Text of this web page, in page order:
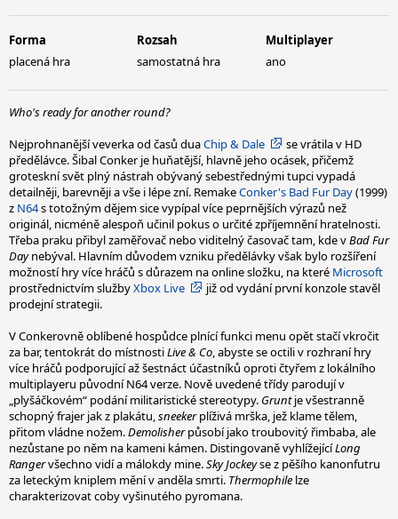
Forma
placená hra
Rozsah
samostatná hra
Multiplayer
ano
Who's ready for another round?
Nejprohnanější veverka od časů duaChip & Dale
se vrátila v HD
předělávce. Šibal Conker je huňatější, hlavně jeho ocásek, přičemž
groteskní svět plný nástrah obývaný sebestřednými tupci vypadá
detailněji, barevněji a vše i lépe zní. RemakeConker's Bad Fur Day(1999)
z N64s totožným dějem sice vypípal více peprnějších výrazů než
originál, nicméně alespoň učinil pokus o určité zpříjemnění hratelnosti.
Třeba praku přibyl zaměřovač nebo viditelný časovač tam, kde vBad Fur
Daynebýval. Hlavním důvodem vzniku předělávky však bylo rozšíření
možností hry více hráčů s důrazem na online složku, na které Microsoft
prostřednictvím službyXbox Live
již od vydání první konzole stavěl
prodejní strategii.
V Conkerovně oblíbené hospůdce plnící funkci menu opět stačí vkročit
za bar, tentokrát do místnostiLive & Co, abyste se octili v rozhraní hry
více hráčů podporující až šestnáct účastníků oproti čtyřem z lokálního
multiplayeru původní N64 verze. Nově uvedené třídy parodují v
„plyšáčkovém“ podání militaristické stereotypy. Gruntje všestranně
schopný frajer jak z plakátu,sneekerplíživá mrška, jež klame tělem,
přitom vládne nožem.Demolisherpůsobí jako troubovitý řimbaba, ale
nezůstane po něm na kameni kámen. Distingovaně vyhlížejícíLong
Rangervšechnovidí a málokdy mine.Sky Jockeyse z pěšího kanonfutru
za leteckým kniplem mění v anděla smrti. Thermophile lze
charakterizovat coby vyšinutého pyromana.